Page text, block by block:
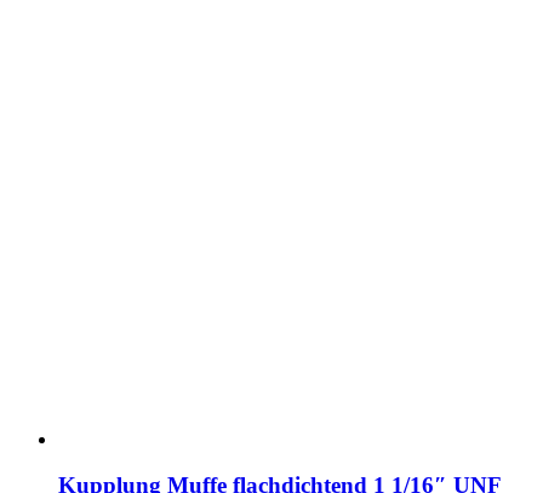
Kupplung Muffe flachdichtend 1 1/16″ UNF